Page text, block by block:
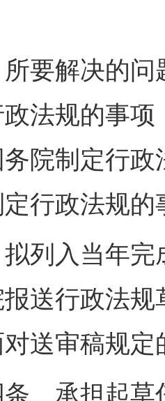
解决的问
法规的事
务院制定行
行政法规的
入当年完
送行政法
对送审稿规
承担起草任